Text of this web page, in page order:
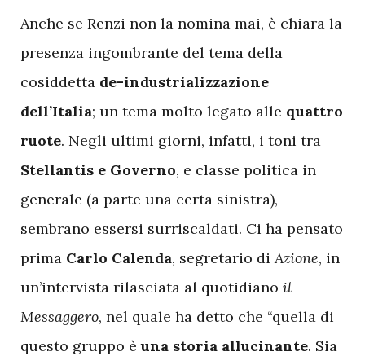
Anche se Renzi non la nomina mai, è chiara la
presenza ingombrante del tema della
cosiddetta de-industrializzazione
dell’Italia; un tema molto legato alle quattro
ruote. Negli ultimi giorni, infatti, i toni tra
Stellantis e Governo, e classe politica in
generale (a parte una certa sinistra),
sembrano essersi surriscaldati. Ci ha pensato
prima Carlo Calenda, segretario diAzione, in
un’intervista rilasciata al quotidiano il
Messaggero, nel quale ha detto che “quella di
questo gruppo èuna storia allucinante. Sia